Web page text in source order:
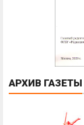
АРХИВ ГАЗЕТЫ